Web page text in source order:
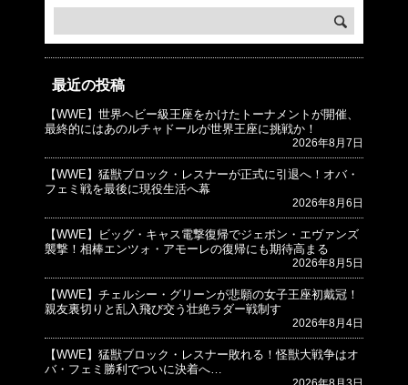
最近の投稿
【WWE】世界ヘビー級王座をかけたトーナメントが開催、
最終的にはあのルチャドールが世界王座に挑戦か！
2026年8月7日
【WWE】猛獣ブロック・レスナーが正式に引退へ！オバ・
フェミ戦を最後に現役生活へ幕
2026年8月6日
【WWE】ビッグ・キャス電撃復帰でジェボン・エヴァンズ
襲撃！相棒エンツォ・アモーレの復帰にも期待高まる
2026年8月5日
【WWE】チェルシー・グリーンが悲願の女子王座初戴冠！
親友裏切りと乱入飛び交う壮絶ラダー戦制す
2026年8月4日
【WWE】猛獣ブロック・レスナー敗れる！怪獣大戦争はオ
バ・フェミ勝利でついに決着へ…
© プロレスJunkie ～WWEの最新情報 USA～